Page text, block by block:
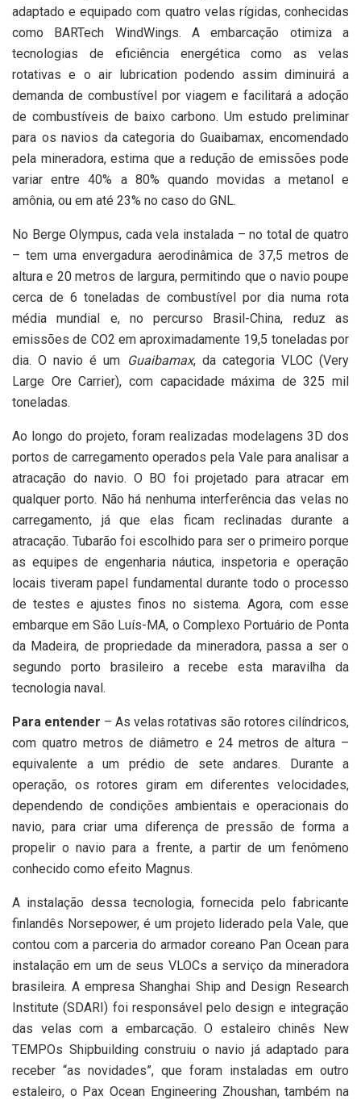
adaptado e equipado com quatro velas rígidas, conhecidas
como BARTech WindWings. A embarcação otimiza a
tecnologias de eficiência energética como as velas
rotativas e o air lubrication podendo assim diminuirá a
demanda de combustível por viagem e facilitará a adoção
de combustíveis de baixo carbono. Um estudo preliminar
para os navios da categoria do Guaibamax, encomendado
pela mineradora, estima que a redução de emissões pode
variar entre 40% a 80% quando movidas a metanol e
amônia, ou em até 23% no caso do GNL.
No Berge Olympus, cada vela instalada – no total de quatro
– tem uma envergadura aerodinâmica de 37,5 metros de
altura e 20 metros de largura, permitindo que o navio poupe
cerca de 6 toneladas de combustível por dia numa rota
média mundial e, no percurso Brasil-China, reduz as
emissões de CO2 em aproximadamente 19,5 toneladas por
dia. O navio é um Guaibamax, da categoria VLOC (Very
Large Ore Carrier), com capacidade máxima de 325 mil
toneladas.
Ao longo do projeto, foram realizadas modelagens 3D dos
portos de carregamento operados pela Vale para analisar a
atracação do navio. O BO foi projetado para atracar em
qualquer porto. Não há nenhuma interferência das velas no
carregamento, já que elas ficam reclinadas durante a
atracação. Tubarão foi escolhido para ser o primeiro porque
as equipes de engenharia náutica, inspetoria e operação
locais tiveram papel fundamental durante todo o processo
de testes e ajustes finos no sistema. Agora, com esse
embarque em São Luís-MA, o Complexo Portuário de Ponta
da Madeira, de propriedade da mineradora, passa a ser o
segundo porto brasileiro a recebe esta maravilha da
tecnologia naval.
Para entender – As velas rotativas são rotores cilíndricos,
com quatro metros de diâmetro e 24 metros de altura –
equivalente a um prédio de sete andares. Durante a
operação, os rotores giram em diferentes velocidades,
dependendo de condições ambientais e operacionais do
navio, para criar uma diferença de pressão de forma a
propelir o navio para a frente, a partir de um fenômeno
conhecido como efeito Magnus.
A instalação dessa tecnologia, fornecida pelo fabricante
finlandês Norsepower, é um projeto liderado pela Vale, que
contou com a parceria do armador coreano Pan Ocean para
instalação em um de seus VLOCs a serviço da mineradora
brasileira. A empresa Shanghai Ship and Design Research
Institute (SDARI) foi responsável pelo design e integração
das velas com a embarcação. O estaleiro chinês New
TEMPOs Shipbuilding construiu o navio já adaptado para
receber “as novidades”, que foram instaladas em outro
estaleiro, o Pax Ocean Engineering Zhoushan, também na